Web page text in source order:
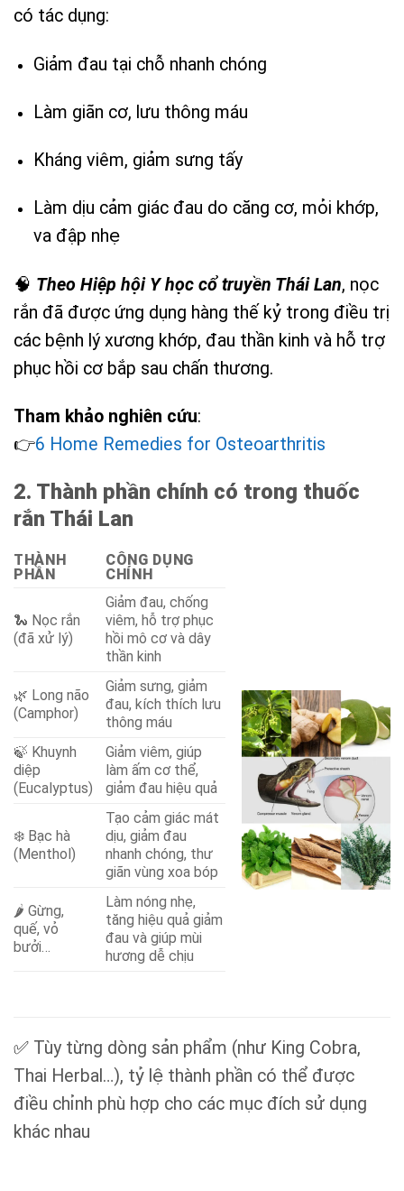
có tác dụng:
Giảm đau tại chỗ nhanh chóng
Làm giãn cơ, lưu thông máu
Kháng viêm, giảm sưng tấy
Làm dịu cảm giác đau do căng cơ, mỏi khớp,
va đập nhẹ
🧠 Theo Hiệp hội Y học cổ truyền Thái Lan, nọc
rắn đã được ứng dụng hàng thế kỷ trong điều trị
các bệnh lý xương khớp, đau thần kinh và hỗ trợ
phục hồi cơ bắp sau chấn thương.
Tham khảo nghiên cứu:
👉6 Home Remedies for Osteoarthritis
2. Thành phần chính có trong thuốc
rắn Thái Lan
THÀNH
PHẦN
CÔNG DỤNG
CHÍNH
🐍 Nọc rắn
(đã xử lý)
Giảm đau, chống
viêm, hỗ trợ phục
hồi mô cơ và dây
thần kinh
🌿 Long não
(Camphor)
Giảm sưng, giảm
đau, kích thích lưu
thông máu
🍃 Khuynh
diệp
(Eucalyptus)
Giảm viêm, giúp
làm ấm cơ thể,
giảm đau hiệu quả
❄️ Bạc hà
(Menthol)
Tạo cảm giác mát
dịu, giảm đau
nhanh chóng, thư
giãn vùng xoa bóp
🌶 Gừng,
quế, vỏ
bưởi…
Làm nóng nhẹ,
tăng hiệu quả giảm
đau và giúp mùi
hương dễ chịu
✅ Tùy từng dòng sản phẩm (như King Cobra,
Thai Herbal…), tỷ lệ thành phần có thể được
điều chỉnh phù hợp cho các mục đích sử dụng
khác nhau